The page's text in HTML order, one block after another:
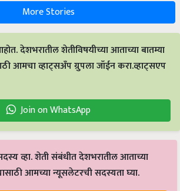
More Stories
देशभरातील शेतीविषयीच्या आताच्या बातम्या
आमचा व्हाट्सअँप ग्रुपला जॉईन करा.व्हाट्सएप
Join on WhatsApp
व्हा. शेती संबंधीत देशभरातील आताच्या
आमच्या न्यूसलेटरची सदस्यता घ्या.